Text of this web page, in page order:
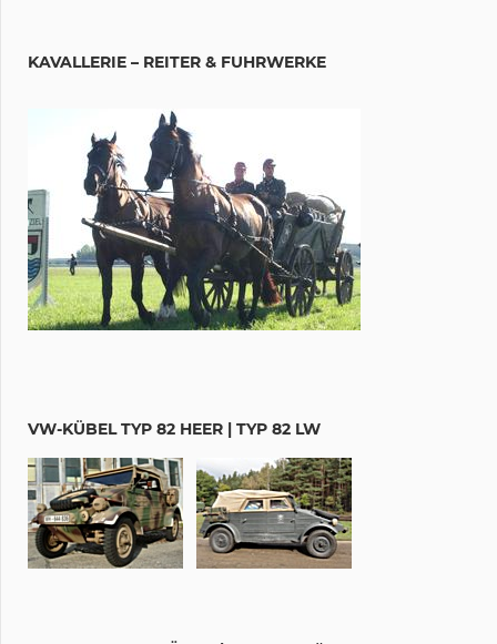
KAVALLERIE – REITER & FUHRWERKE
VW-KÜBEL TYP 82 HEER | TYP 82 LW